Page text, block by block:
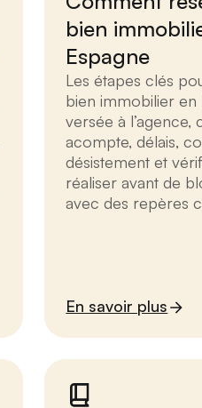
bien
Espagne
Les étapes clés
bien immobilier en
versée à l’agence,
acompte, délais,
désistement et
réaliser avant de
avec des repères
En savoir plus